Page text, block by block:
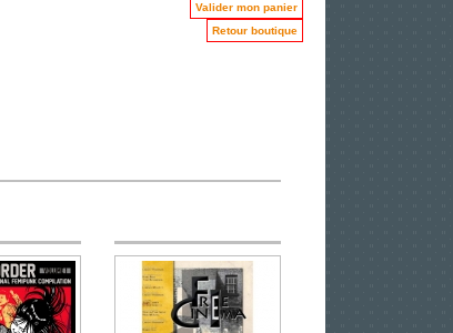
Valider mon panier
Retour boutique